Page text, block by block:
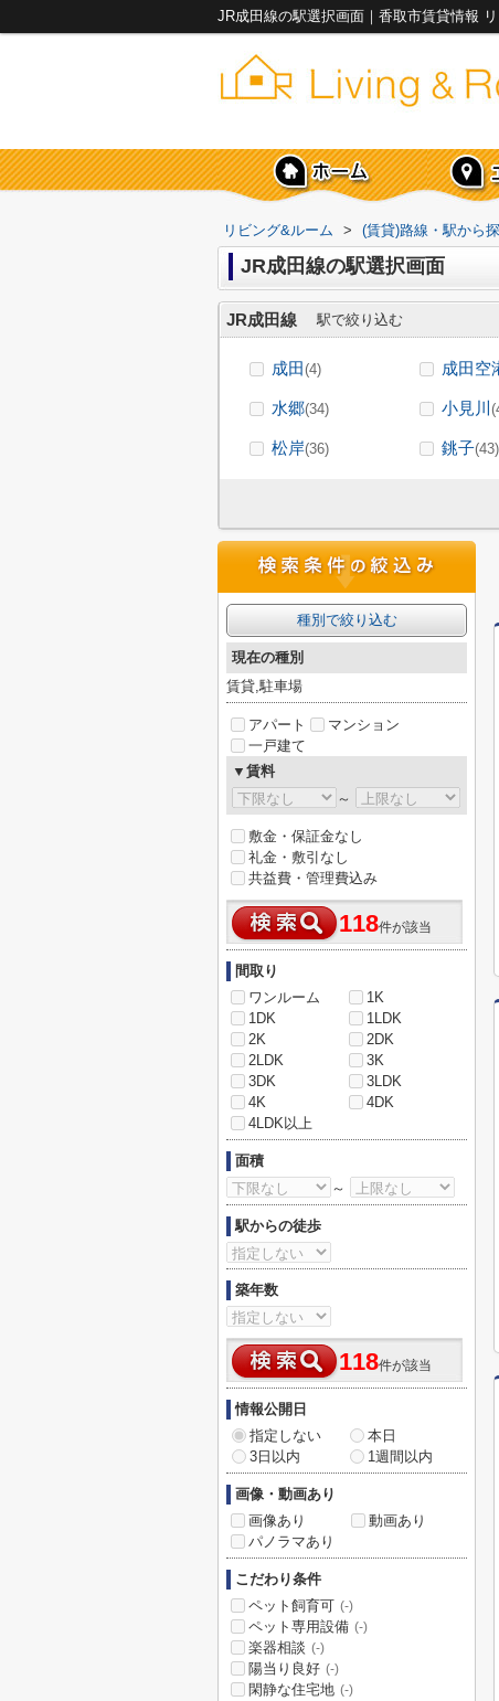
JR成田線の駅選択画面｜香取市賃貸情報
リビング&ルーム > (賃貸)路線・駅から
JR成田線の駅選択画面
JR成田線 駅で絞り込む
成田(4) 成田空
水郷(34) 小見川
松岸(36) 銚子(43)
種別で絞り込む
現在の種別
賃貸,駐車場
アパート
マンション
一戸建て
▼賃料
～
敷金・保証金なし
礼金・敷引なし
共益費・管理費込み
118件が該当
間取り
ワンルーム
1K
1DK
1LDK
2K
2DK
2LDK
3K
3DK
3LDK
4K
4DK
4LDK以上
面積
～
駅からの徒歩
築年数
118件が該当
情報公開日
指定しない
本日
3日以内
1週間以内
画像・動画あり
画像あり
動画あり
パノラマあり
こだわり条件
ペット飼育可 (-)
ペット専用設備 (-)
楽器相談 (-)
陽当り良好 (-)
閑静な住宅地 (-)